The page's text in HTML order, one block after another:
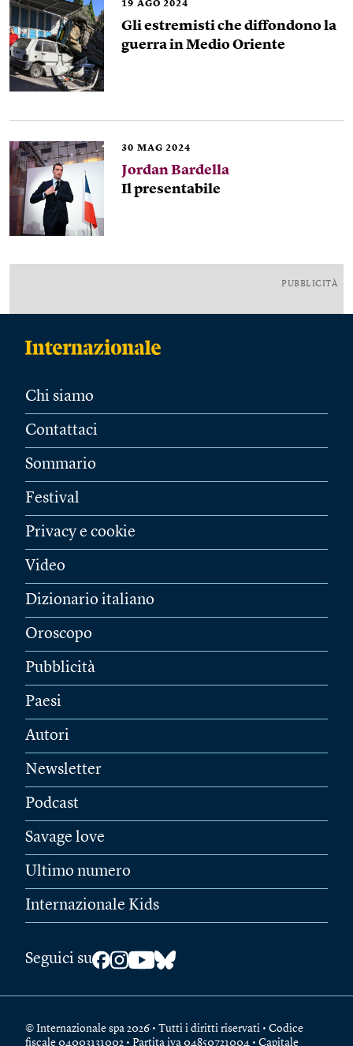
19 AGO 2024
Gli estremisti che diffondono la
guerra in Medio Oriente
30 MAG 2024
Jordan Bardella
Il presentabile
PUBBLICITÀ
Chi siamo
Contattaci
Sommario
Festival
Privacy e cookie
Video
Dizionario italiano
Oroscopo
Pubblicità
Paesi
Autori
Newsletter
Podcast
Savage love
Ultimo numero
Internazionale Kids
Seguici su
© Internazionale spa 2026 • Tutti i diritti riservati • Codice
fiscale 04003131002 • Partita iva 04850721004 • Capitale